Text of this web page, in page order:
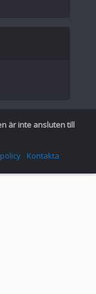
är inte ansluten till
Kontakta